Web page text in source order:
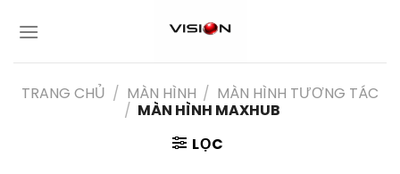
TRANG CHỦ / MÀN HÌNH / MÀN HÌNH TƯƠNG TÁC
/ MÀN HÌNH MAXHUB
LỌC